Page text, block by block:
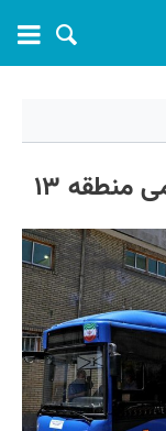
۱۳